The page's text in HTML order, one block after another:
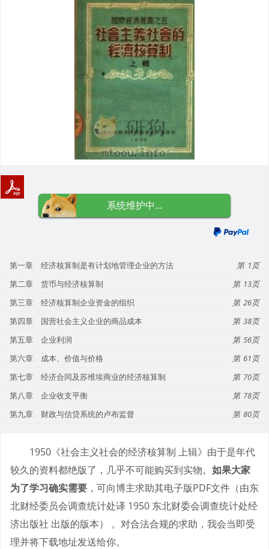
系统维护中...
第一章 经济核算制是有计划地管理企业的方法
1
第二章 货币与经济核算制
13
第三章 经济核算制企业资金的组织
26
第四章 国营社会主义企业的商品成本
38
第五章 企业利润
56
第六章 成本、价值与价格
61
第七章 经济合同及苏维埃商业的经济核算制
70
第八章 企业收支平衡
78
第九章 财政与信贷系统的卢布监督
80
1950《社会主义社会的经济核算制 上辑》由于是年代
较久的资料都绝版了，几乎不可能购买到实物。 如果大家
为了学习确实需要 ，可向博主求助其电子版PDF文件（由东
北财经委员会调查统计处译 1950 东北财委会调查统计处经
济出版社 出版的版本） 。对合法合规的求助，我会当即受
理并将下载地址发送给你。